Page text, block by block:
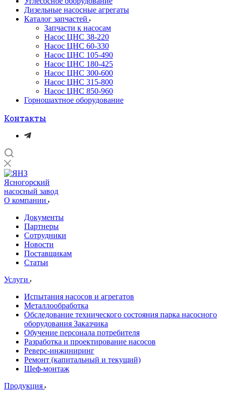
Дизельные насосные агрегаты
Каталог запчастей
Запчасти к насосам
Насос ЦНС 38-220
Насос ЦНС 60-330
Насос ЦНС 105-490
Насос ЦНС 180-425
Насос ЦНС 300-600
Насос ЦНС 315-800
Насос ЦНС 850-960
Горношахтное оборудование
Контакты
Ясногорский
насосный завод
О компании
Документы
Партнеры
Сотрудники
Новости
Поставщикам
Статьи
Услуги
Испытания насосов и агрегатов
Металлообработка
Обследование технического состояния парка насосного
оборудования Заказчика
Обучение персонала потребителя
Разработка и проектирование насосов
Реверс-инжиниринг
Ремонт (капитальный и текущий)
Шеф-монтаж
Продукция